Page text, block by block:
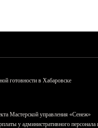
готовности в Хабаровске
Мастерской управления «Сенеж»
у административного персонала